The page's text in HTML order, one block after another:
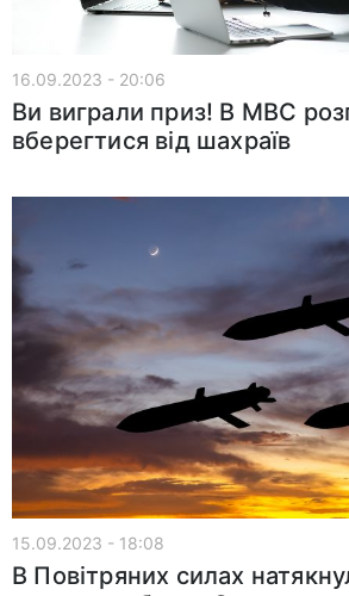
16.09.2023 - 20:06
Ви виграли приз! В МВС
вберегтися від шахраїв
15.09.2023 - 18:08
В Повітряних силах